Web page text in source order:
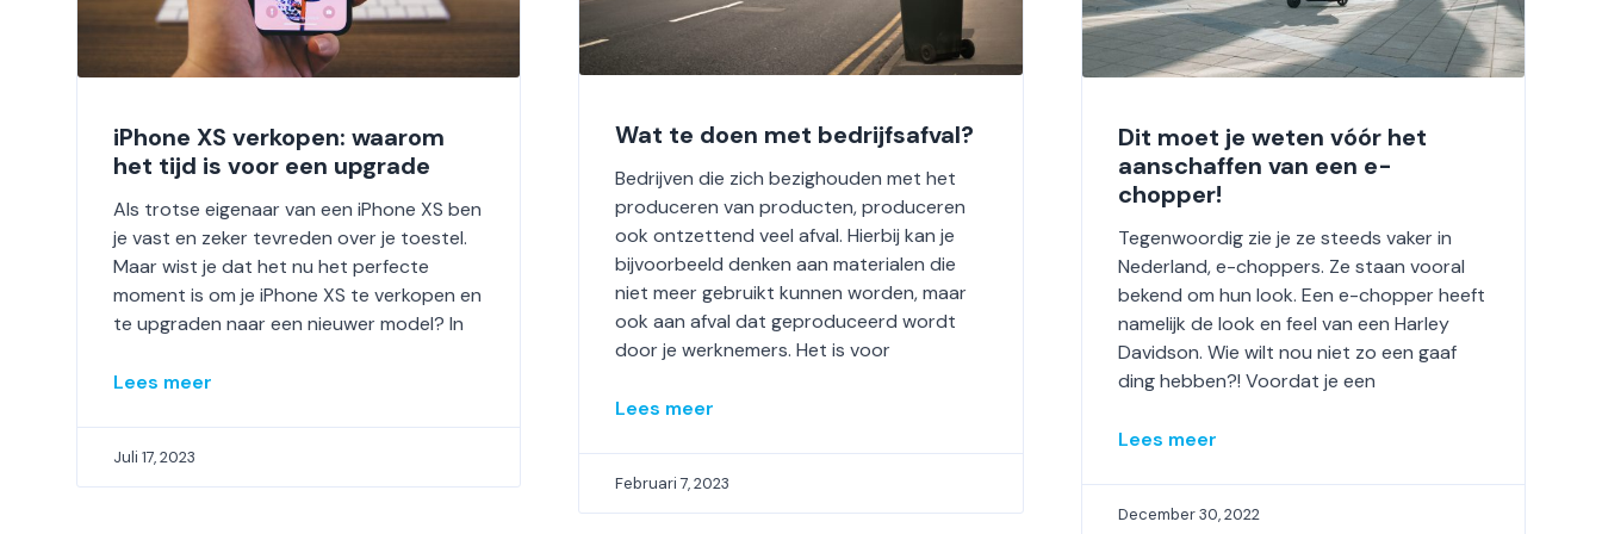
iPhone XS verkopen: waarom
het tijd is voor een upgrade
Als trotse eigenaar van een iPhone XS ben
je vast en zeker tevreden over je toestel.
Maar wist je dat het nu het perfecte
moment is om je iPhone XS te verkopen en
te upgraden naar een nieuwer model? In
Lees meer
Juli 17, 2023
Wat te doen met bedrijfsafval?
Bedrijven die zich bezighouden met het
produceren van producten, produceren
ook ontzettend veel afval. Hierbij kan je
bijvoorbeeld denken aan materialen die
niet meer gebruikt kunnen worden, maar
ook aan afval dat geproduceerd wordt
door je werknemers. Het is voor
Lees meer
Februari 7, 2023
Dit moet je weten vóór het
aanschaffen van een e-
chopper!
Tegenwoordig zie je ze steeds vaker in
Nederland, e-choppers. Ze staan vooral
bekend om hun look. Een e-chopper heeft
namelijk de look en feel van een Harley
Davidson. Wie wilt nou niet zo een gaaf
ding hebben?! Voordat je een
Lees meer
December 30, 2022